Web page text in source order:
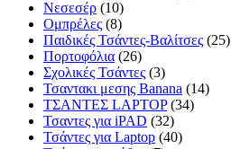
Νεσεσέρ (10)
Ομπρέλες (8)
Παιδικές Τσάντες-Βαλίτσες (25)
Πορτοφόλια (26)
Σχολικές Τσάντες (3)
Τσαντακι μεσης Banana (14)
ΤΣΑΝΤΕΣ LAPTOP (34)
Τσαντες για iPAD (32)
Τσάντες για Laptop (40)